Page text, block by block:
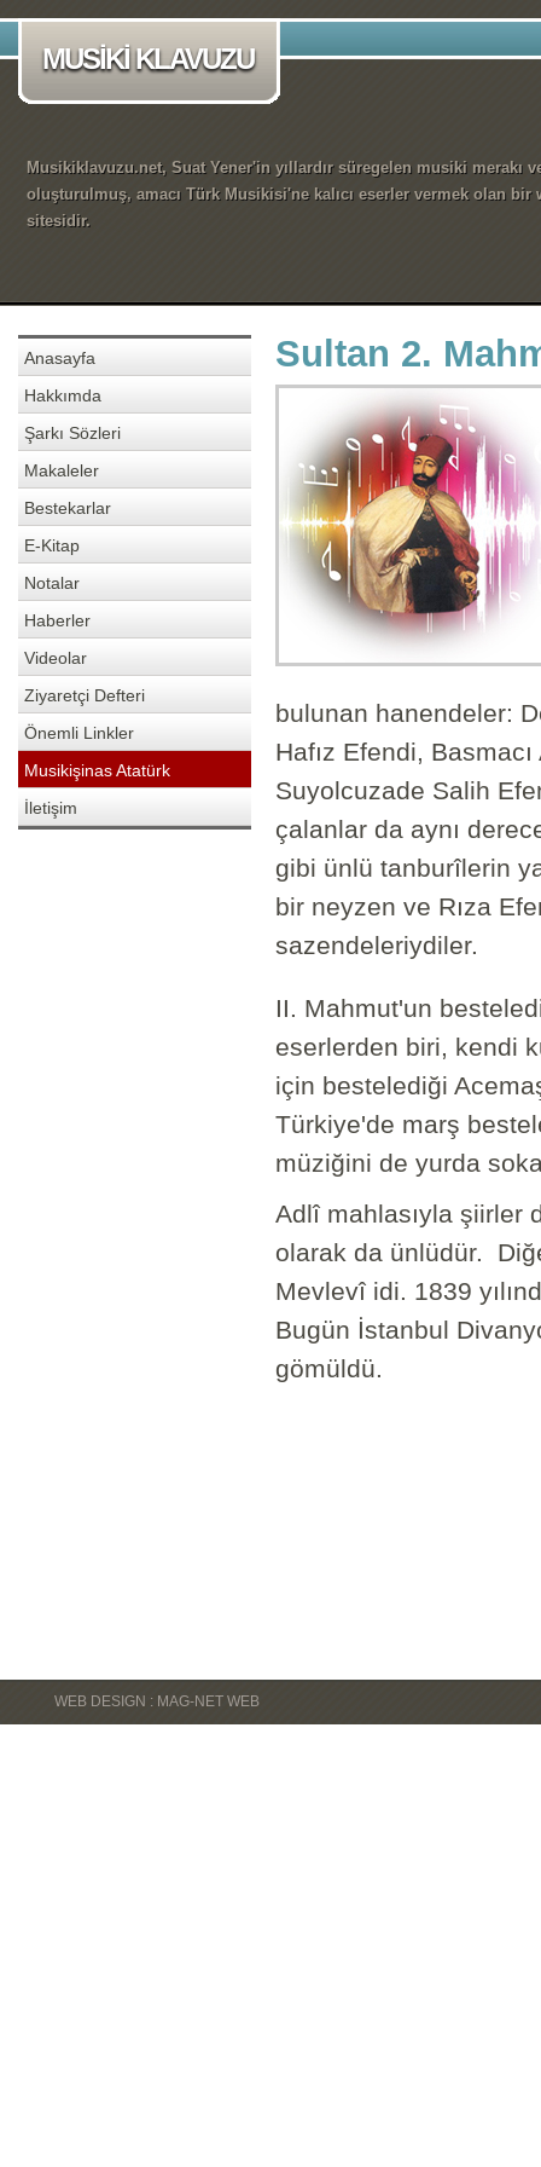
MUSİKİ KLAVUZU
Musikiklavuzu.net, Suat Yener'in yıllardır süregelen musiki merakı
oluşturulmuş, amacı Türk Musikisi'ne kalıcı eserler vermek olan bir
sitesidir.
Anasayfa
Hakkımda
Şarkı Sözleri
Makaleler
Bestekarlar
E-Kitap
Notalar
Haberler
Videolar
Ziyaretçi Defteri
Önemli Linkler
Musikişinas Atatürk
İletişim
Sultan 2.
bulunan hanendeler:
Hafız Efendi,
Suyolcuzade Salih
çalanlar da aynı
gibi ünlü tanburîlerin
bir neyzen ve Rıza
sazendeleriydiler.
II. Mahmut'un
eserlerden biri, kendi
için bestelediği
Türkiye'de marş
müziğini de yurda
Adlî mahlasıyla şiirler
olarak da ünlüdür.
Mevlevî idi. 1839
Bugün İstanbul
gömüldü.
WEB DESIGN : MAG-NET WEB